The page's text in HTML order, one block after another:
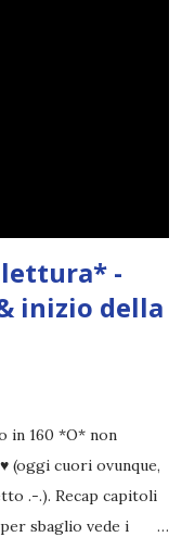
-
inizio della
in 160 *O* non
(oggi cuori ovunque,
.-.). Recap capitoli
sbaglio vede i